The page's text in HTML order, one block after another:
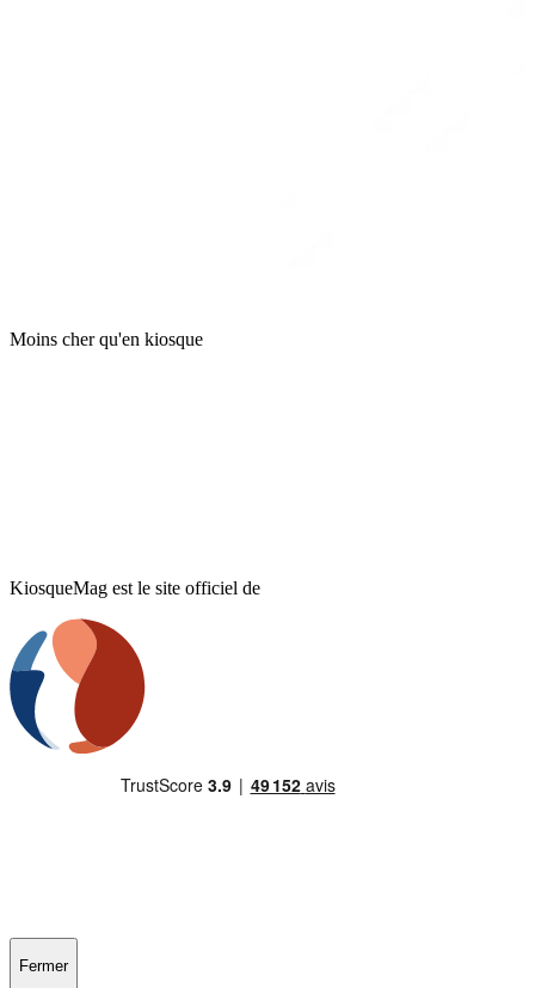
Moins cher qu'en kiosque
KiosqueMag est le site officiel de
Fermer